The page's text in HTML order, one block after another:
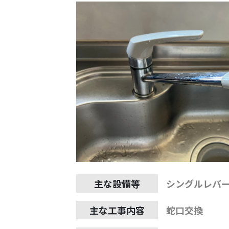
主な設備等
シングルレバ
主な工事内容
蛇口交換